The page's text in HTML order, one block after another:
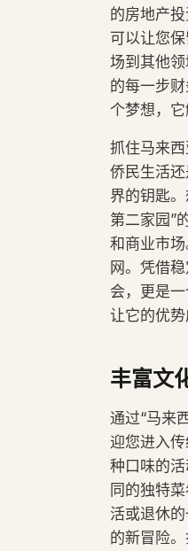
的房地产
可以让您
场到其他
的每一步
个梦想，它
抓住马来
侨民生活
界的钥匙
第二家园”
和商业市
网。凭借
会，更是
让它的优势
丰富文
通过“马来
迎您进入
种口味的
同的独特
活或退休
的新冒险